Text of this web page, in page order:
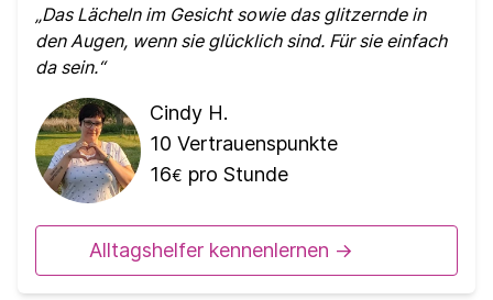
Das Lächeln im Gesicht sowie das glitzernde in
den Augen, wenn sie glücklich sind. Für sie einfach
da sein.
Cindy H.
10 Vertrauenspunkte
16€ pro Stunde
Alltagshelfer kennenlernen ->